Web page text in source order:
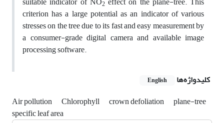
2
criterion has a large potential as an indicator of various
stresses on the tree due to its fast and easy measurement by
a consumer-grade digital camera and available image
processing software.
کلیدواژه‌ها
English
Air pollution Chlorophyll crown defoliation
plane-tree
specific leaf area